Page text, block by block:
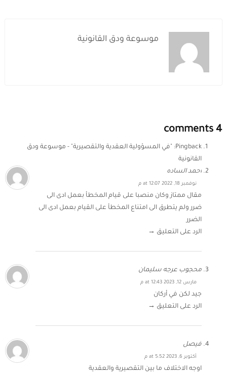
موسوعة ودق القانونية
4 comments
Pingback:
"في المسؤولية العقدية والتقصيرية" - موسوعة ودق
القانونية
احمد الساده
نوفمبر 18, 2022 at 12:07 م
مقال ممتاز وكان منصبا على قيام المخطأ بعمل ادى الى
ضرر ولم يتطرق الى امتناع المخطأ على القيام بعمل ادى الى
الضرر
الرد على التعليق →
محجوب عرجه سليمان
مارس 12, 2023 at 12:43 م
جيد لكن في أركان
الرد على التعليق →
فيصل
أكتوبر 6, 2023 at 5:52 م
اوجه الاختلاف ما بين التقصيرية والعقدية